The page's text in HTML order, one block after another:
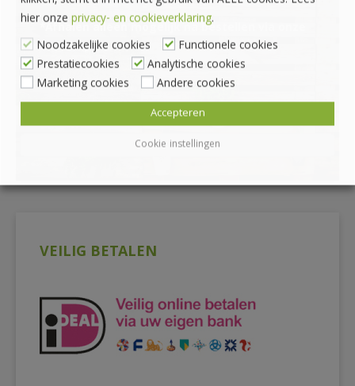
*Afhalen alleen mogelijk na bestellen via onze
webshop
VEILIG BETALEN
hier onze privacy- en cookieverklaring.
Noodzakelijke cookies
Functionele cookies
Prestatiecookies
Analytische cookies
Marketing cookies
Andere cookies
Cookie instellingen
Accepteren